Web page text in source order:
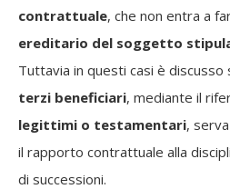
contrattuale, che non entra a
ereditario del soggetto
Tuttavia in questi casi è discusso
terzi beneficiari, mediante il
legittimi o testamentari,
il rapporto contrattuale alla
di successioni.